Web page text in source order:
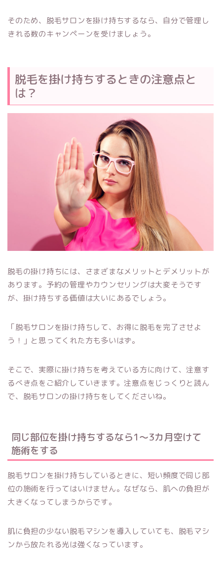
そのため、脱毛サロンを掛け持ちするなら、自分で管理し
きれる数のキャンペーンを受けましょう。
脱毛を掛け持ちするときの注意点と
は？
脱毛の掛け持ちには、さまざまなメリットとデメリットが
あります。予約の管理やカウンセリングは大変そうです
が、掛け持ちする価値は大いにあるでしょう。
「脱毛サロンを掛け持ちして、お得に脱毛を完了させよ
う！」と思ってくれた方も多いはず。
そこで、実際に掛け持ちを考えている方に向けて、注意す
るべき点をご紹介していきます。注意点をじっくりと読ん
で、脱毛サロンの掛け持ちをしてくださいね。
同じ部位を掛け持ちするなら1〜3カ月空けて
施術をする
脱毛サロンを掛け持ちしているときに、短い頻度で同じ部
位の施術を行ってはいけません。なぜなら、肌への負担が
大きくなってしまうからです。
肌に負担の少ない脱毛マシンを導入していても、脱毛マシ
ンから放たれる光は強くなっています。